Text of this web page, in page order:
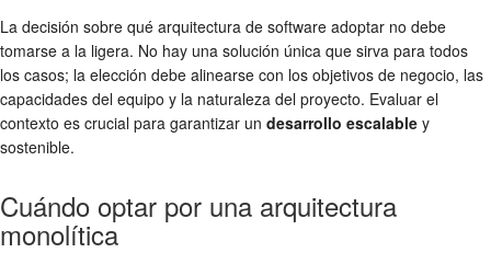
La decisión sobre qué arquitectura de software adoptar no debe
tomarse a la ligera. No hay una solución única que sirva para todos
los casos; la elección debe alinearse con los objetivos de negocio, las
capacidades del equipo y la naturaleza del proyecto. Evaluar el
contexto es crucial para garantizar un desarrollo escalable y
sostenible.
Cuándo optar por una arquitectura
monolítica